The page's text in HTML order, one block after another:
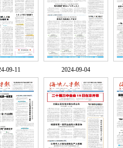
09-11 2024-09-04